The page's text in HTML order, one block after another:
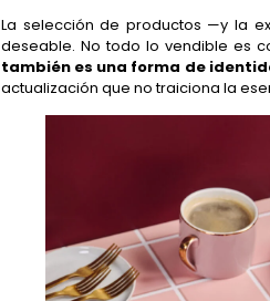
La selección de productos —y la
deseable. No todo lo vendible es
también es una forma de
actualización que no traiciona la